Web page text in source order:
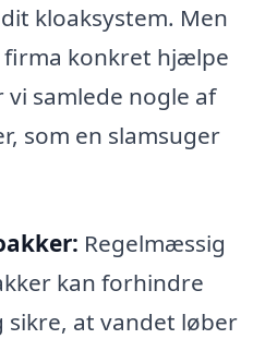
kloaksystem. Men
firma konkret hjælpe
samlede nogle af
som en slamsuger
Regelmæssig
kan forhindre
at vandet løber